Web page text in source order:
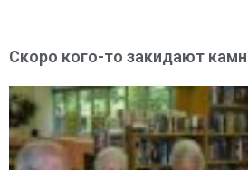
Скоро кого-то закидают